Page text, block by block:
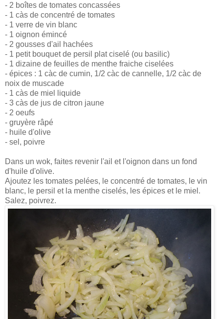
- 2 boîtes de tomates concassées
- 1 càs de concentré de tomates
- 1 verre de vin blanc
- 1 oignon émincé
- 2 gousses d'ail hachées
- 1 petit bouquet de persil plat ciselé (ou basilic)
- 1 dizaine de feuilles de menthe fraiche ciselées
- épices : 1 càc de cumin, 1/2 càc de cannelle, 1/2 càc de
noix de muscade
- 1 càs de miel liquide
- 3 càs de jus de citron jaune
- 2 oeufs
- gruyère râpé
- huile d'olive
- sel, poivre
Dans un wok, faites revenir l'ail et l'oignon dans un fond
d'huile d'olive.
Ajoutez les tomates pelées, le concentré de tomates, le vin
blanc, le persil et la menthe ciselés, les épices et le miel.
Salez, poivrez.